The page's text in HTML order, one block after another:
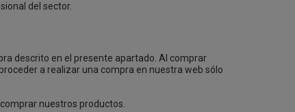
del sector.
descrito en el presente apartado. Al comprar
a realizar una compra en nuestra web sólo
nuestros productos.